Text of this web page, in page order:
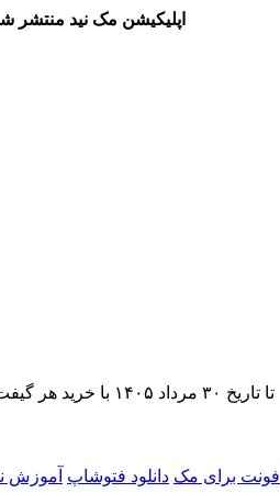
اپلیکیشن مک نید منتشر
تا تاریخ ۳۰ مرداد ۱۴۰۵ با خرید هر گیفت‌کارت، ۲۰ درصد تخفیف اشتراک اپ‌استور مک نید را دریافت کنید.
فونت برای مک دانلود فتوشاپ آموزش